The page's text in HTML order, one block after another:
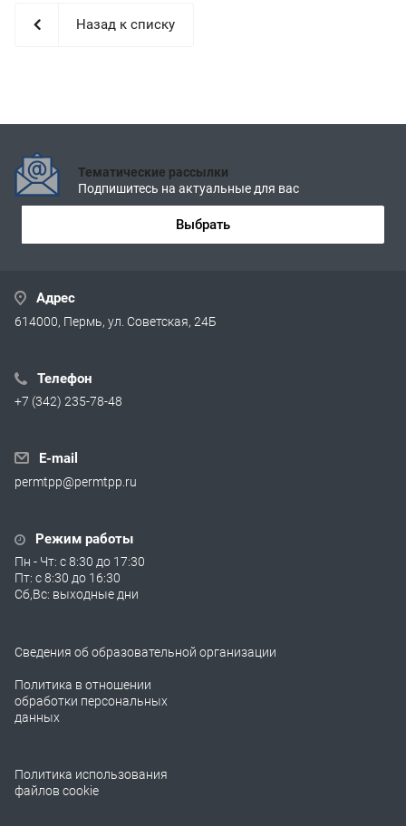
Назад к списку
Тематические рассылки
Подпишитесь на актуальные для вас
Выбрать
Адрес
614000, Пермь, ул. Советская, 24Б
Телефон
+7 (342) 235-78-48
E-mail
permtpp@permtpp.ru
Режим работы
Пн - Чт: с 8:30 до 17:30
Пт: с 8:30 до 16:30
Сб,Вс: выходные дни
Сведения об образовательной организации
Политика в отношении
обработки персональных
данных
Политика использования
файлов cookie